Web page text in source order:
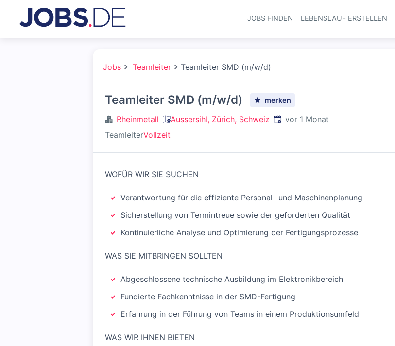
JOBS FINDEN LEBENSLAUF ERSTELLEN
Jobs Teamleiter Teamleiter SMD (m/w/d)
Teamleiter SMD (m/w/d) merken
Rheinmetall Aussersihl, Zürich, Schweiz Veröffentlicht:
vor 1 Monat
TeamleiterVollzeit
WOFÜR WIR SIE SUCHEN
Verantwortung für die effiziente Personal- und Maschinenplanung
Sicherstellung von Termintreue sowie der geforderten Qualität
Kontinuierliche Analyse und Optimierung der Fertigungsprozesse
WAS SIE MITBRINGEN SOLLTEN
Abgeschlossene technische Ausbildung im Elektronikbereich
Fundierte Fachkenntnisse in der SMD-Fertigung
Erfahrung in der Führung von Teams in einem Produktionsumfeld
WAS WIR IHNEN BIETEN